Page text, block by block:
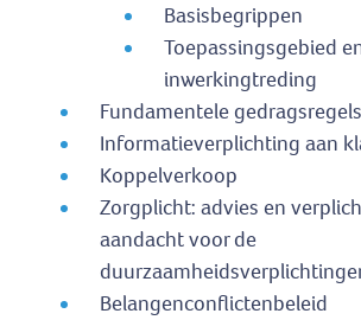
Basisbegrippen
Toepassingsgebied
inwerkingtreding
Fundamentele gedragsregels
Informatieverplichting aan
Koppelverkoop
Zorgplicht: advies en
aandacht voor de
Belangenconflictenbeleid